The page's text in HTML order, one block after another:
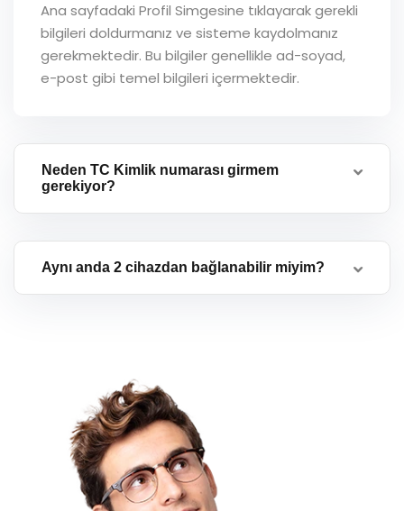
Ana sayfadaki Profil Simgesine tıklayarak gerekli
bilgileri doldurmanız ve sisteme kaydolmanız
gerekmektedir. Bu bilgiler genellikle ad-soyad,
e-post gibi temel bilgileri içermektedir.
Neden TC Kimlik numarası girmem
gerekiyor?
Aynı anda 2 cihazdan bağlanabilir miyim?